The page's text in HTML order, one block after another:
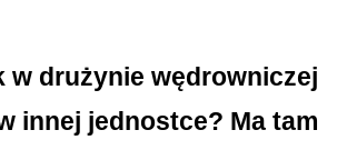
w drużynie wędrowniczej
innej jednostce? Ma tam